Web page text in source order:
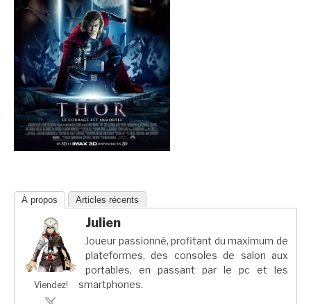
À propos Articles récents
Viendez!
Julien
Joueur passionné, profitant du maximum de
plateformes, des consoles de salon aux
portables, en passant par le pc et les
smartphones.